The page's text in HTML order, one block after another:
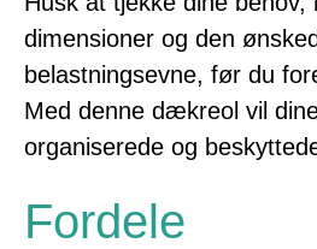
dimensioner og den
belastningsevne, før du
Med denne dækreol vil
organiserede og
Fordele